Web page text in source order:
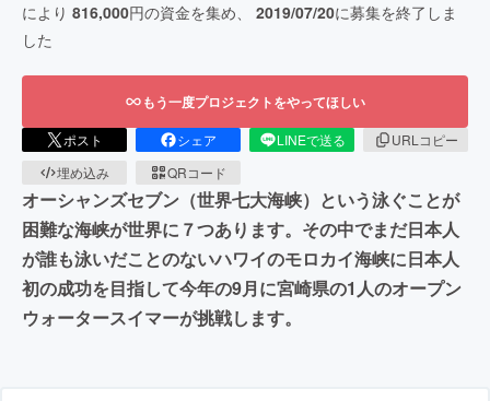
により 816,000円の資金を集め、 2019/07/20に募集を終了しま
した
もう一度プロジェクトをやってほしい
ポスト シェア LINEで送る
URLコピー
埋め込み
QRコード
オーシャンズセブン（世界七大海峡）という泳ぐことが
困難な海峡が世界に７つあります。その中でまだ日本人
が誰も泳いだことのないハワイのモロカイ海峡に日本人
初の成功を目指して今年の9月に宮崎県の1人のオープン
ウォータースイマーが挑戦します。